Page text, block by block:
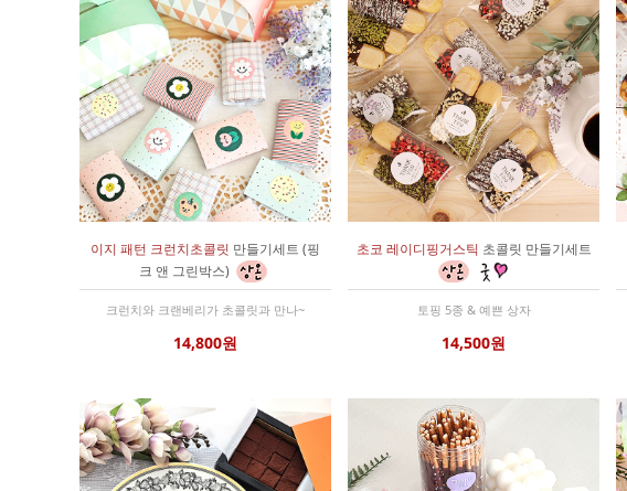
이지 패턴 크런치초콜릿 만들기세트 (핑
크 앤 그린박스)
크런치와 크랜베리가 초콜릿과 만나~
14,800원
초코 레이디핑거스틱 초콜릿 만들기세트
토핑 5종 & 예쁜 상자
14,500원